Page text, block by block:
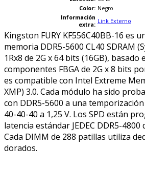
Color: Negro
Información
extra: Link Externo
Kingston FURY KF556C40BB-16 es
memoria DDR5-5600 CL40 SDRAM
1Rx8 de 2G x 64 bits (16GB), basado
componentes FBGA de 2G x 8 bits
es compatible con Intel Extreme
XMP) 3.0. Cada módulo ha sido
con DDR5-5600 a una
40-40-40 a 1,25 V. Los SPD están
latencia estándar JEDEC DDR5-4800
Cada DIMM de 288 patillas utiliza
dorados.